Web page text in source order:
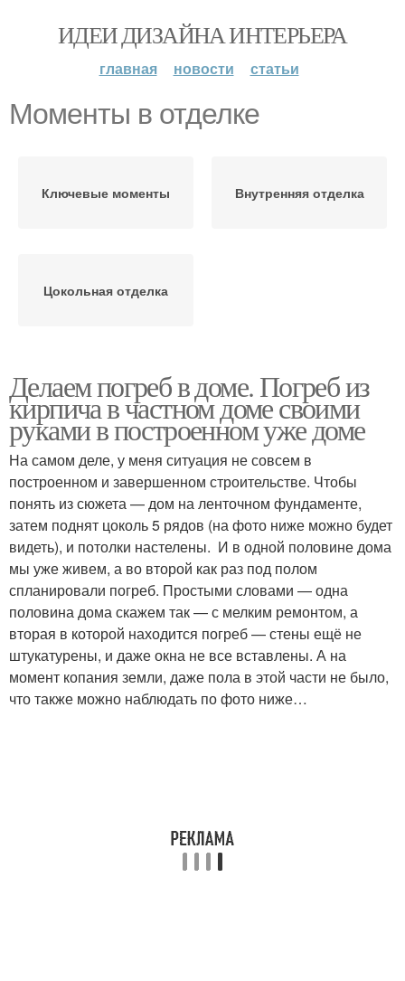
ИДЕИ ДИЗАЙНА ИНТЕРЬЕРА
главная новости статьи
Моменты в отделке
Ключевые моменты Внутренняя отделка
Цокольная отделка
Делаем погреб в доме. Погреб из
кирпича в частном доме своими
руками в построенном уже доме
На самом деле, у меня ситуация не совсем в
построенном и завершенном строительстве. Чтобы
понять из сюжета — дом на ленточном фундаменте,
затем поднят цоколь 5 рядов (на фото ниже можно будет
видеть), и потолки настелены. И в одной половине дома
мы уже живем, а во второй как раз под полом
спланировали погреб. Простыми словами — одна
половина дома скажем так — с мелким ремонтом, а
вторая в которой находится погреб — стены ещё не
штукатурены, и даже окна не все вставлены. А на
момент копания земли, даже пола в этой части не было,
что также можно наблюдать по фото ниже…